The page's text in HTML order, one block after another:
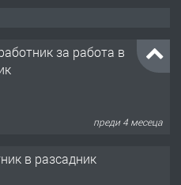
за работа в
преди 4 месеца
в разсадник